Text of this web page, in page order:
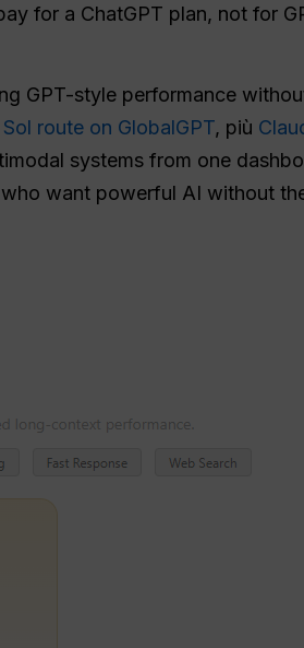
for a ChatGPT plan, not for
GPT-style performance
route on GlobalGPT, più
systems from one
want powerful AI without